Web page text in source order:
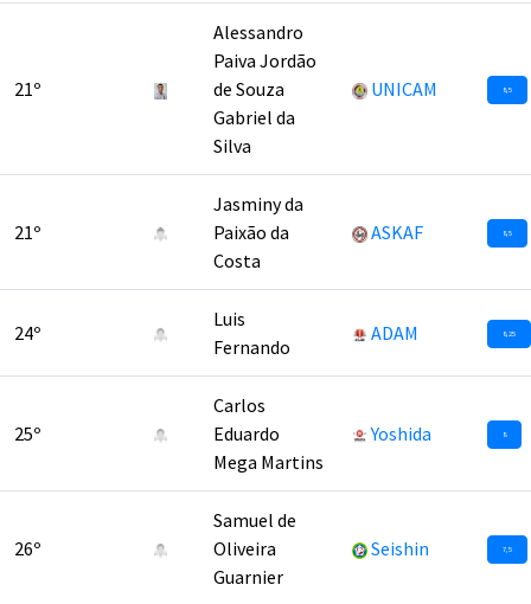
21º
Alessandro
Paiva Jordão
de Souza
Gabriel da
Silva
UNICAM 8,5
21º
Jasminy da
Paixão da
Costa
ASKAF 8,5
24º
Luis
Fernando
ADAM 8,25
25º
Carlos
Eduardo
Mega Martins
Yoshida 8
26º
Samuel de
Oliveira
Guarnier
Seishin 7,5